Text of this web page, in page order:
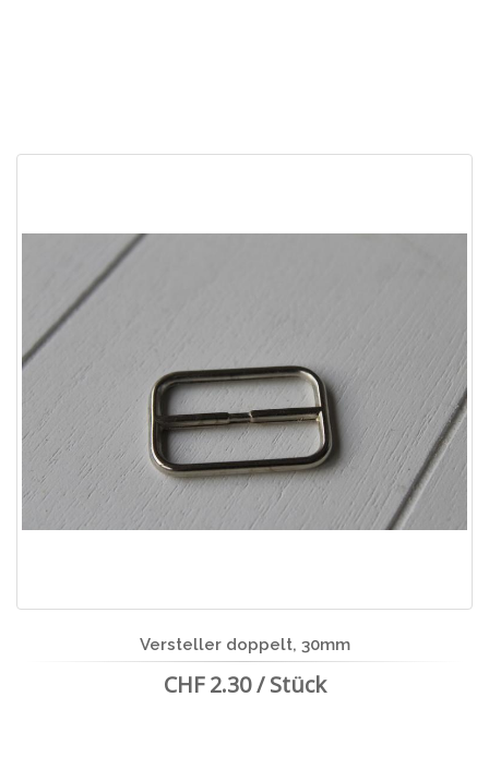
Versteller doppelt, 30mm
CHF 2.30 / Stück